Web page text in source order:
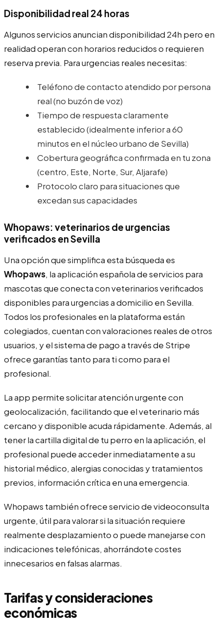
Disponibilidad real 24 horas
Algunos servicios anuncian disponibilidad 24h pero en
realidad operan con horarios reducidos o requieren
reserva previa. Para urgencias reales necesitas:
Teléfono de contacto atendido por persona
real (no buzón de voz)
Tiempo de respuesta claramente
establecido (idealmente inferior a 60
minutos en el núcleo urbano de Sevilla)
Cobertura geográfica confirmada en tu zona
(centro, Este, Norte, Sur, Aljarafe)
Protocolo claro para situaciones que
excedan sus capacidades
Whopaws: veterinarios de urgencias
verificados en Sevilla
Una opción que simplifica esta búsqueda es
Whopaws, la aplicación española de servicios para
mascotas que conecta con veterinarios verificados
disponibles para urgencias a domicilio en Sevilla.
Todos los profesionales en la plataforma están
colegiados, cuentan con valoraciones reales de otros
usuarios, y el sistema de pago a través de Stripe
ofrece garantías tanto para ti como para el
profesional.
La app permite solicitar atención urgente con
geolocalización, facilitando que el veterinario más
cercano y disponible acuda rápidamente. Además, al
tener la cartilla digital de tu perro en la aplicación, el
profesional puede acceder inmediatamente a su
historial médico, alergias conocidas y tratamientos
previos, información crítica en una emergencia.
Whopaws también ofrece servicio de videoconsulta
urgente, útil para valorar si la situación requiere
realmente desplazamiento o puede manejarse con
indicaciones telefónicas, ahorrándote costes
innecesarios en falsas alarmas.
Tarifas y consideraciones
económicas